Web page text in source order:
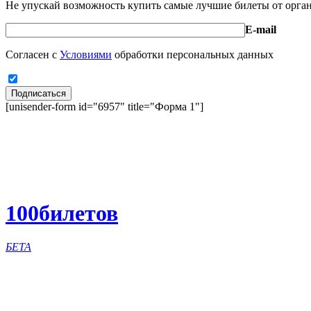
Не упускай возможность купить самые лучшие билеты от
E-mail
Согласен с Условиями обработки персональных данных
Подписаться
[unisender-form id="6957" title="Форма 1"]
100билетов
БЕТА